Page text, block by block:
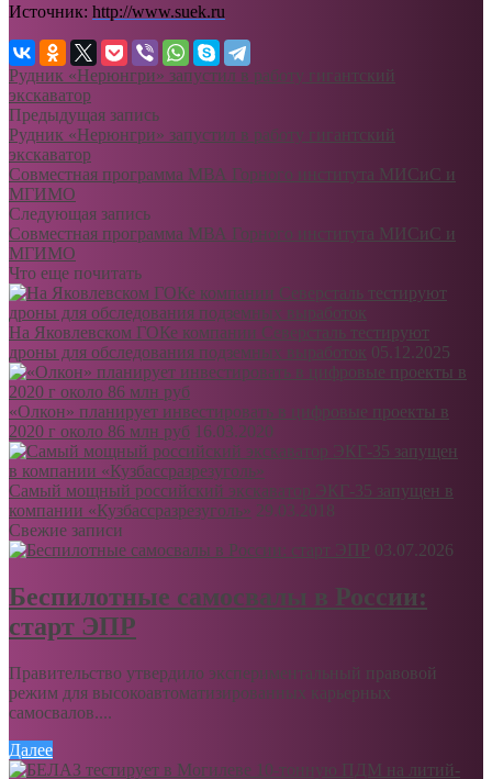
Источник: http://www.suek.ru
Рудник «Нерюнгри» запустил в работу гигантский
экскаватор
Предыдущая запись
Рудник «Нерюнгри» запустил в работу гигантский
экскаватор
Совместная программа МВА Горного института МИСиС и
МГИМО
Следующая запись
Совместная программа МВА Горного института МИСиС и
МГИМО
Что еще почитать
На Яковлевском ГОКе компании Северсталь тестируют
дроны для обследования подземных выработок 05.12.2025
«Олкон» планирует инвестировать в цифровые проекты в
2020 г около 86 млн руб 16.03.2020
Самый мощный российский экскаватор ЭКГ-35 запущен в
компании «Кузбассразрезуголь» 29.03.2018
Свежие записи
03.07.2026
Беспилотные самосвалы в России:
старт ЭПР
Правительство утвердило экспериментальный правовой
режим для высокоавтоматизированных карьерных
самосвалов....
Далее